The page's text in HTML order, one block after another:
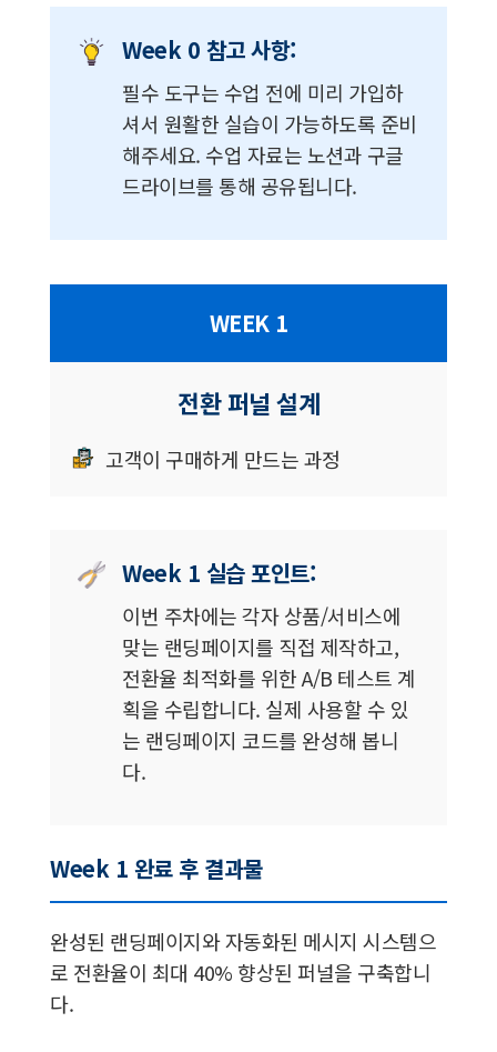
Week 0 참고 사항:
필수 도구는 수업 전에 미리 가입하
셔서 원활한 실습이 가능하도록 준비
해주세요. 수업 자료는 노션과 구글
드라이브를 통해 공유됩니다.
WEEK 1
전환 퍼널 설계
고객이 구매하게 만드는 과정
Week 1 실습 포인트:
이번 주차에는 각자 상품/서비스에
맞는 랜딩페이지를 직접 제작하고,
전환율 최적화를 위한 A/B 테스트 계
획을 수립합니다. 실제 사용할 수 있
는 랜딩페이지 코드를 완성해 봅니
다.
Week 1 완료 후 결과물
완성된 랜딩페이지와 자동화된 메시지 시스템으
로 전환율이 최대 40% 향상된 퍼널을 구축합니
다.